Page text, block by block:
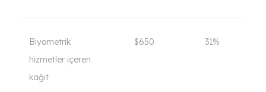
Biyometrik
hizmetler içeren
kağıt
$650 31%